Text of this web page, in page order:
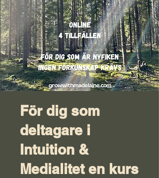
För dig som
deltagare i
Intuition &
Medialitet en kurs